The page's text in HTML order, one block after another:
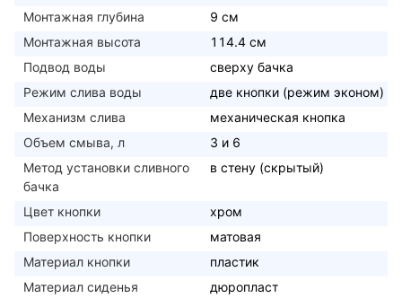
Монтажная глубина
9 см
Монтажная высота
114.4 см
Подвод воды
сверху бачка
Режим слива воды
две кнопки (режим эконом)
Механизм слива
механическая кнопка
Объем смыва, л
3 и 6
Метод установки сливного
бачка
в стену (скрытый)
Цвет кнопки
хром
Поверхность кнопки
матовая
Материал кнопки
пластик
Материал сиденья
дюропласт